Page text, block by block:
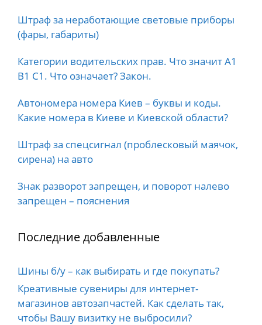
Штраф за неработающие световые приборы
(фары, габариты)
Категории водительских прав. Что значит А1
B1 C1. Что означает? Закон.
Автономера номера Киев – буквы и коды.
Какие номера в Киеве и Киевской области?
Штраф за спецсигнал (проблесковый маячок,
сирена) на авто
Знак разворот запрещен, и поворот налево
запрещен – пояснения
Последние добавленные
Шины б/у – как выбирать и где покупать?
Креативные сувениры для интернет-
магазинов автозапчастей. Как сделать так,
чтобы Вашу визитку не выбросили?